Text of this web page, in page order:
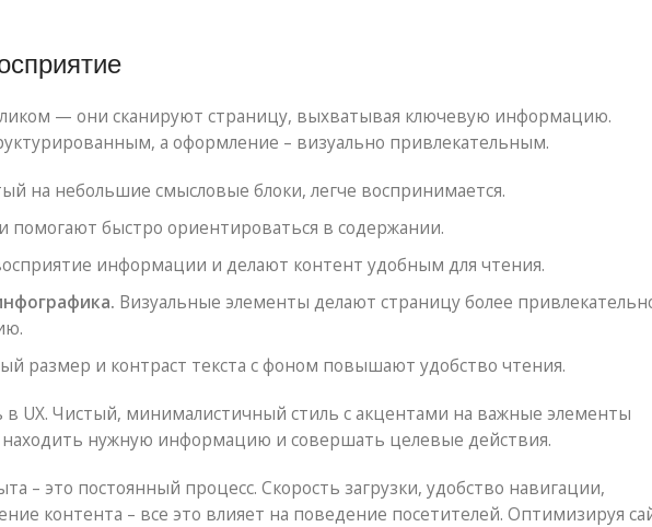
— они сканируют страницу, выхватывая ключевую информацию.
а оформление – визуально привлекательным.
на небольшие смысловые блоки, легче воспринимается.
помогают быстро ориентироваться в содержании.
информации и делают контент удобным для чтения.
Визуальные элементы делают страницу более
размер и контраст текста с фоном повышают удобство чтения.
UX. Чистый, минималистичный стиль с акцентами на важные элементы
находить нужную информацию и совершать целевые действия.
– это постоянный процесс. Скорость загрузки, удобство навигации,
контента – все это влияет на поведение посетителей. Оптимизируя